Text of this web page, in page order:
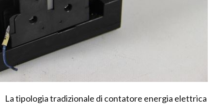
La tipologia tradizionale di contatore energia elettrica